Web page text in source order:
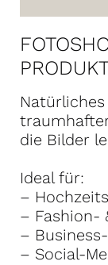
die Bilder
Ideal für:
–
– Fashion-
–
– Social-